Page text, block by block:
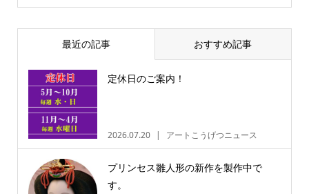
最近の記事 おすすめ記事
定休日のご案内！
2026.07.20 アートこうげつニュース
プリンセス雛人形の新作を製作中で
す。